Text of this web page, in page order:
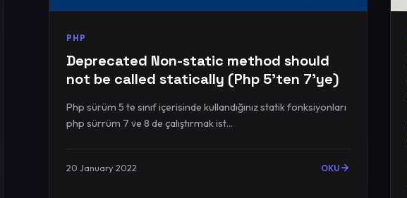
PHP
Deprecated Non-static method should
not be called statically (Php 5'ten 7'ye)
Php sürüm 5 te sınıf içerisinde kullandığınız statik fonksiyonları
php sürrüm 7 ve 8 de çalıştırmak ist...
20 January 2022 OKU